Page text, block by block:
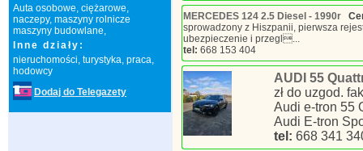
Auta osobowe, ciężarowe,
naczepy, maszyny rolnicze
maszyny budowlane,
Inne działy:
nieruchomości, turystyka, praca,
hodowcy
Dodaj do Telegazety
MERCEDES 124 2.5 Diesel - 1990r
sprowadzony z Hiszpanii, pierwsza
ubezpieczenie i przegl...
tel: 668 153 404
AUDI 55
zł do uzgod.
Audi e-tron 55
Audi E-tron
tel: 668 341